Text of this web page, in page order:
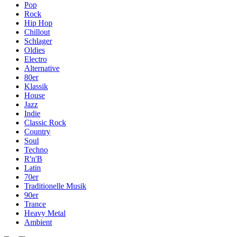
Pop
Rock
Hip Hop
Chillout
Schlager
Oldies
Electro
Alternative
80er
Klassik
House
Jazz
Indie
Classic Rock
Country
Soul
Techno
R'n'B
Latin
70er
Traditionelle Musik
90er
Trance
Heavy Metal
Ambient